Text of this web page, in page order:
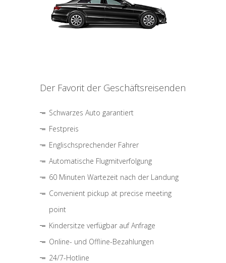
Der Favorit der Geschäftsreisenden
Schwarzes Auto garantiert
Festpreis
Englischsprechender Fahrer
Automatische Flugmitverfolgung
60 Minuten Wartezeit nach der Landung
Convenient pickup at precise meeting
point
Kindersitze verfügbar auf Anfrage
Online- und Offline-Bezahlungen
24/7-Hotline